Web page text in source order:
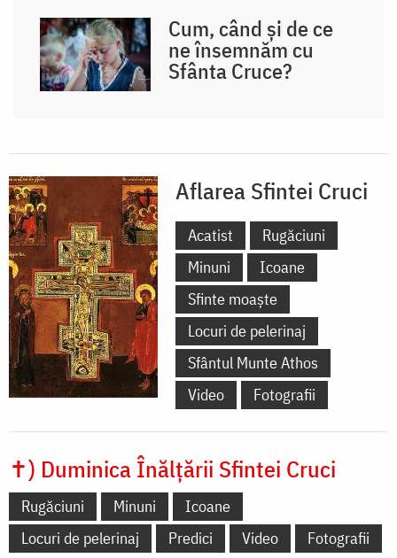
Cum, când și de ce
ne însemnăm cu
Sfânta Cruce?
Aflarea Sfintei Cruci
Acatist
Rugăciuni
Minuni
Icoane
Sfinte moaște
Locuri de pelerinaj
Sfântul Munte Athos
Video
Fotografii
✝) Duminica Înălțării Sfintei Cruci
Rugăciuni Minuni
Icoane
Locuri de pelerinaj
Predici Video Fotografii